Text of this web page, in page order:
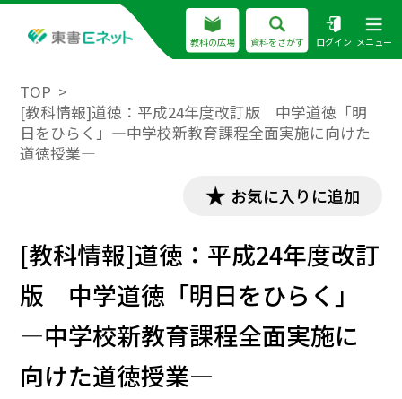
教科の広場 資料をさがす ログイン メニュー
TOP
[教科情報]道徳：平成24年度改訂版 中学道徳「明
日をひらく」―中学校新教育課程全面実施に向けた
道徳授業―
お気に入りに追加
[教科情報]道徳：平成24年度改訂
版 中学道徳「明日をひらく」
―中学校新教育課程全面実施に
向けた道徳授業―